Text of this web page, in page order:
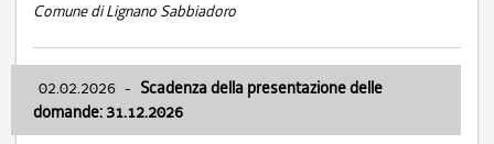
Comune di Lignano Sabbiadoro
02.02.2026 - Scadenza della presentazione delle
domande: 31.12.2026